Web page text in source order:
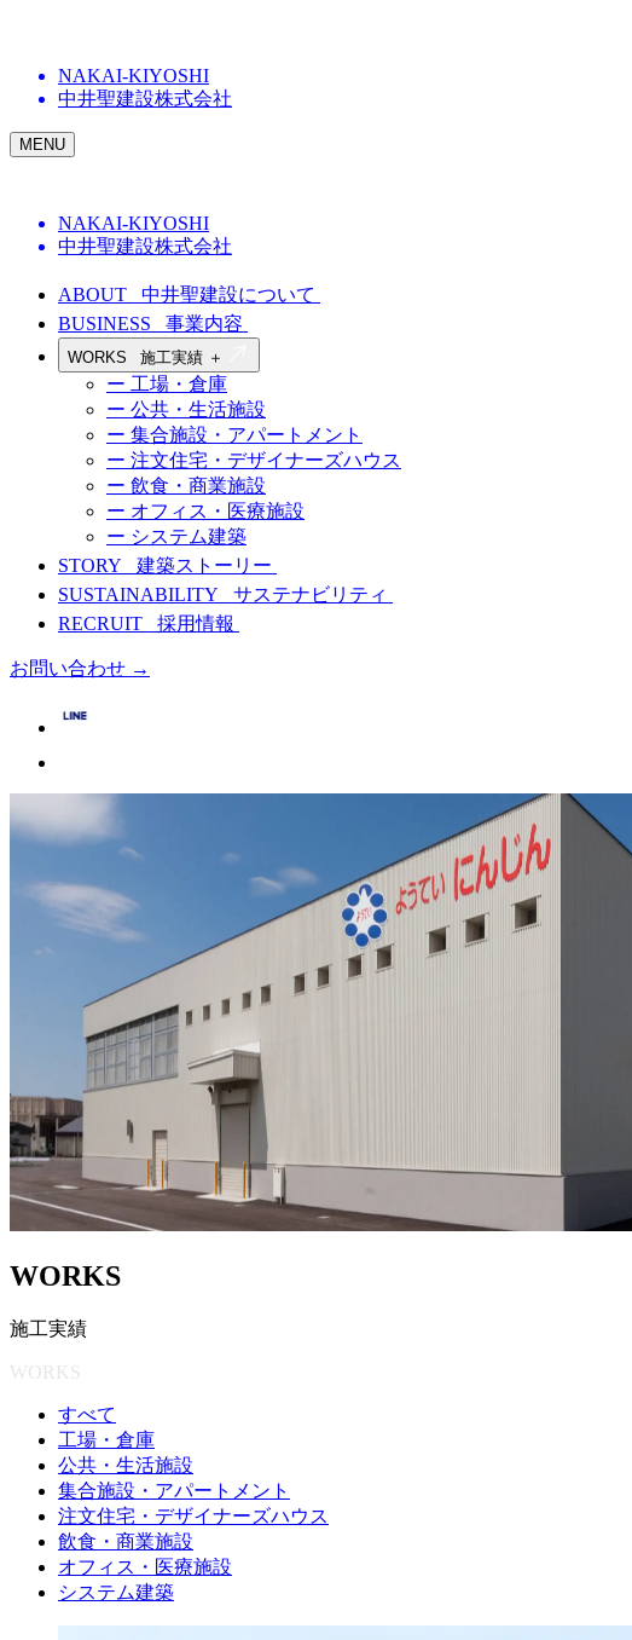
NAKAI-KIYOSHI
中井聖建設株式会社
MENU
NAKAI-KIYOSHI
中井聖建設株式会社
ABOUT 中井聖建設について
BUSINESS 事業内容
WORKS 施工実績 ＋
ー 工場・倉庫
ー 公共・生活施設
ー 集合施設・アパートメント
ー 注文住宅・デザイナーズハウス
ー 飲食・商業施設
ー オフィス・医療施設
ー システム建築
STORY 建築ストーリー
SUSTAINABILITY サステナビリティ
RECRUIT 採用情報
お問い合わせ →
WORKS
施工実績
WORKS
すべて
工場・倉庫
公共・生活施設
集合施設・アパートメント
注文住宅・デザイナーズハウス
飲食・商業施設
オフィス・医療施設
システム建築